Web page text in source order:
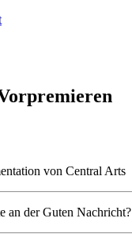
von Central Arts
an der Guten Nachricht?